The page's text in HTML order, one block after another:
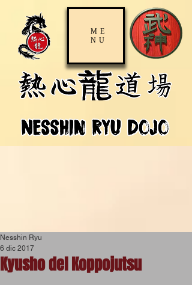
ME
NU
Kyusho del Koppojutsu
Nesshin Ryu
6 dic 2017